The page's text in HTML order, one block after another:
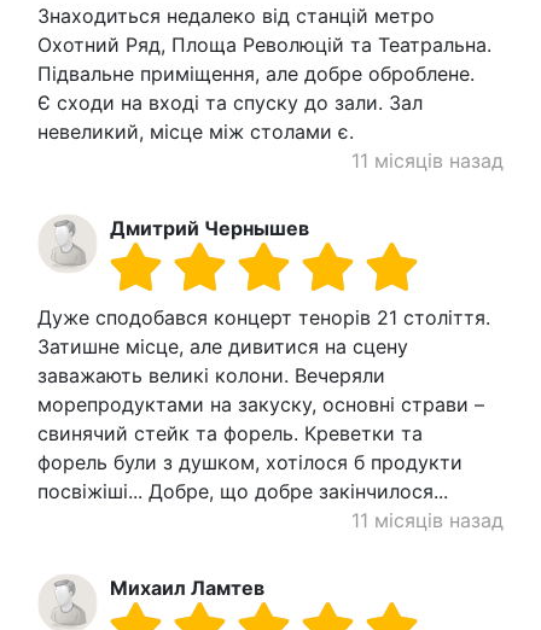
Знаходиться недалеко від станцій метро
Охотний Ряд, Площа Революцій та Театральна.
Підвальне приміщення, але добре оброблене.
Є сходи на вході та спуску до зали. Зал
невеликий, місце між столами є.
11 місяців назад
Дмитрий Чернышев
Дуже сподобався концерт тенорів 21 століття.
Затишне місце, але дивитися на сцену
заважають великі колони. Вечеряли
морепродуктами на закуску, основні страви –
свинячий стейк та форель. Креветки та
форель були з душком, хотілося б продукти
посвіжіші... Добре, що добре закінчилося...
11 місяців назад
Михаил Ламтев